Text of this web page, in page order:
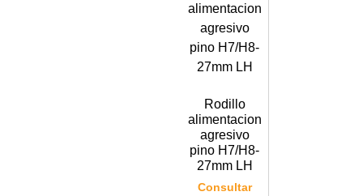
Rodillo
alimentacion
agresivo
pino H7/H8-
27mm LH
Consultar